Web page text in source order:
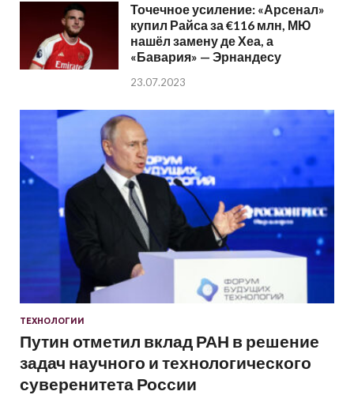
Точечное усиление: «Арсенал»
купил Райса за €116 млн, МЮ
нашёл замену де Хеа, а
«Бавария» — Эрнандесу
23.07.2023
ТЕХНОЛОГИИ
Путин отметил вклад РАН в решение
задач научного и технологического
суверенитета России